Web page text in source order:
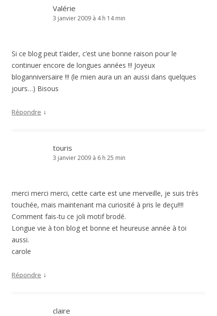
Valérie
3 janvier 2009 à 4 h 14 min
Si ce blog peut t’aider, c’est une bonne raison pour le
continuer encore de longues années !!! Joyeux
bloganniversaire !!! (le mien aura un an aussi dans quelques
jours…) Bisous
Répondre ↓
touris
3 janvier 2009 à 6 h 25 min
merci merci merci, cette carte est une merveille, je suis très
touchée, mais maintenant ma curiosité à pris le deçu!!!!
Comment fais-tu ce joli motif brodé.
Longue vie à ton blog et bonne et heureuse année à toi
aussi.
carole
Répondre ↓
claire